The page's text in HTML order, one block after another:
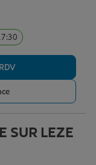
SUR LEZE